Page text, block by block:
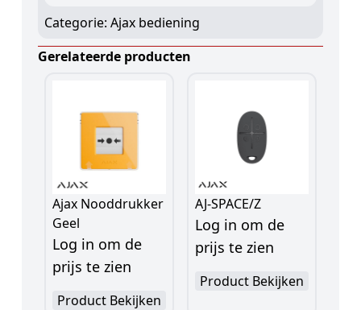
Categorie: Ajax bediening
Gerelateerde producten
Ajax Nooddrukker
Geel
Log in om de
prijs te zien
Product Bekijken
AJ-SPACE/Z
Log in om de
prijs te zien
Product Bekijken